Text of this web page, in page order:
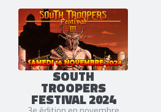
SOUTH
TROOPERS
FESTIVAL 2024